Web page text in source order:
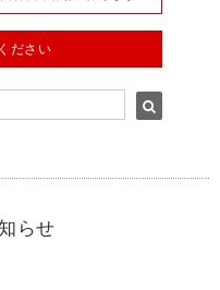
ださい
らせ